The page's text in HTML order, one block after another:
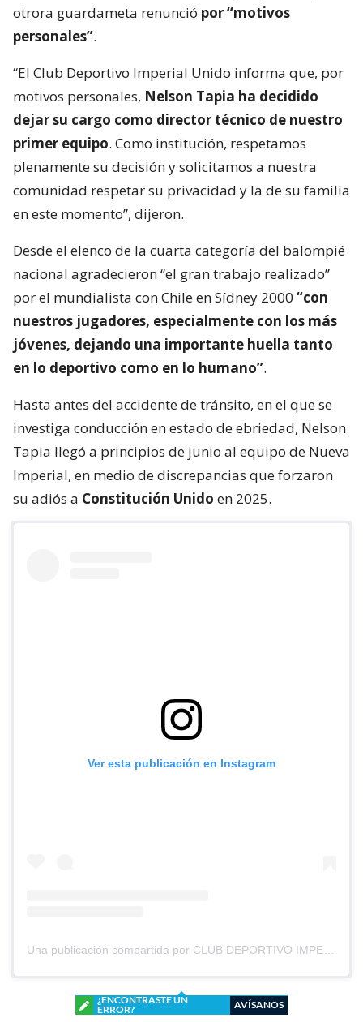
otrora guardameta renunció por “motivos
personales”.
“El Club Deportivo Imperial Unido informa que, por
motivos personales, Nelson Tapia ha decidido
dejar su cargo como director técnico de nuestro
primer equipo. Como institución, respetamos
plenamente su decisión y solicitamos a nuestra
comunidad respetar su privacidad y la de su familia
en este momento”, dijeron.
Desde el elenco de la cuarta categoría del balompié
nacional agradecieron “el gran trabajo realizado”
por el mundialista con Chile en Sídney 2000 “con
nuestros jugadores, especialmente con los más
jóvenes, dejando una importante huella tanto
en lo deportivo como en lo humano”.
Hasta antes del accidente de tránsito, en el que se
investiga conducción en estado de ebriedad, Nelson
Tapia llegó a principios de junio al equipo de Nueva
Imperial, en medio de discrepancias que forzaron
su adiós a Constitución Unido en 2025.
Ver esta publicación en Instagram
Una publicación compartida por CLUB DEPORTIVO IMPERIAL UNIDO (@cd_imperial_unido)
¿ENCONTRASTE UN
ERROR?
AVÍSANOS